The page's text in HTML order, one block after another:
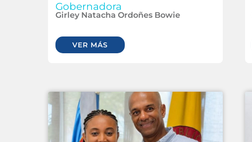
Gobernadora
Girley Natacha Ordoñes Bowie
VER MÁS